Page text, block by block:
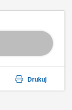
Drukuj